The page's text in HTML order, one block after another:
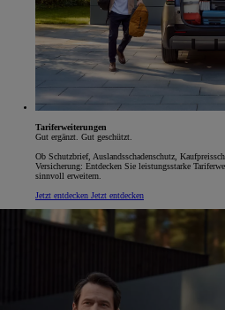
Tariferweiterungen
Gut ergänzt. Gut geschützt.
Ob Schutzbrief, Auslandsschadenschutz,
Versicherung: Entdecken Sie leistungsstarke
sinnvoll erweitern.
Jetzt entdecken Jetzt entdecken